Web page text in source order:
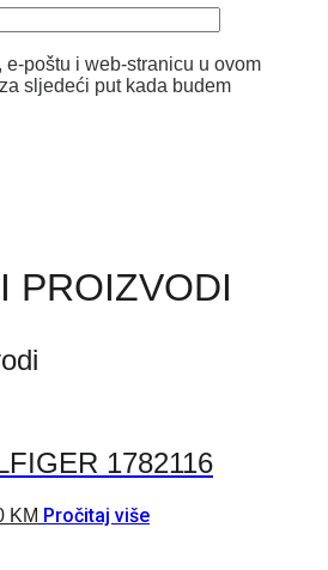
e-poštu i web-stranicu u ovom
sljedeći put kada budem
PROIZVODI
1782116
KM Pročitaj više